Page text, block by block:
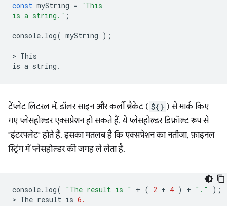
const myString =
`This
is a string.` ;
console. log( myString );
> This
is a string .
टेंप्लेट लिटरल में, डॉलर साइन और कर्ली ब्रैकेट ( ${} ) से मार्क किए
गए प्लेसहोल्डर एक्सप्रेशन हो सकते हैं. ये प्लेसहोल्डर डिफ़ॉल्ट रूप से
"इंटरपलेट" होते हैं. इसका मतलब है कि एक्सप्रेशन का नतीजा, फ़ाइनल
स्ट्रिंग में प्लेसहोल्डर की जगह ले लेता है.
console. log( "The result is " + ( 2 + 4 ) + "."
);
> The result is 6.